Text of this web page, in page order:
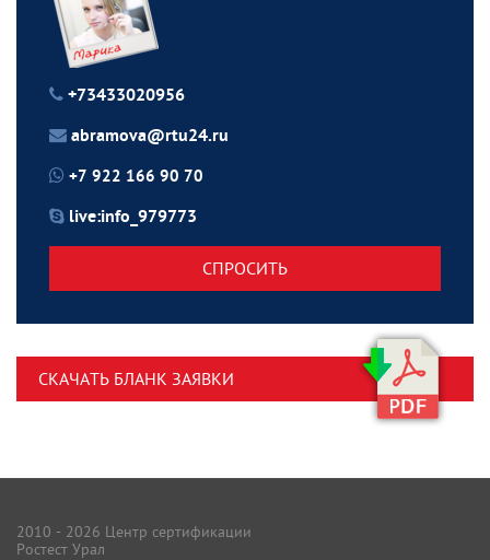
+73433020956
abramova@rtu24.ru
+7 922 166 90 70
live:info_979773
СПРОСИТЬ
СКАЧАТЬ БЛАНК ЗАЯВКИ
2010 - 2026 Центр сертификации
Ростест Урал